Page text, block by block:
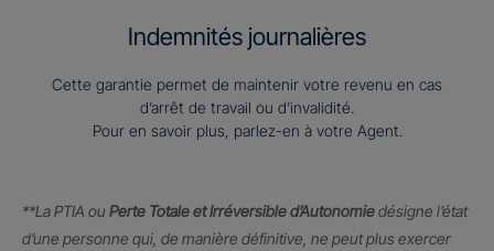
Indemnités journalières
Cette garantie permet de maintenir votre revenu en cas
d’arrêt de travail ou d’invalidité.
Pour en savoir plus, parlez-en à votre Agent.
**La PTIA ou Perte Totale et Irréversible d’Autonomiedésigne l’état
d’une personne qui, de manière définitive, ne peut plus exercer